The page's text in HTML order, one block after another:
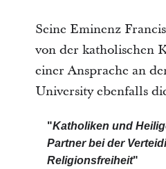
Seine Eminenz
von der katholischen
einer Ansprache an
University ebenfalls
"Katholiken und
Partner bei der
Religionsfreiheit"